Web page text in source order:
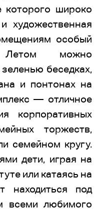
которого широко
художественная
особый
можно
беседках,
и понтонах на
— отличное
корпоративных
торжеств,
семейном кругу.
дети, играя на
или катаясь на
находиться под
всеми любимого